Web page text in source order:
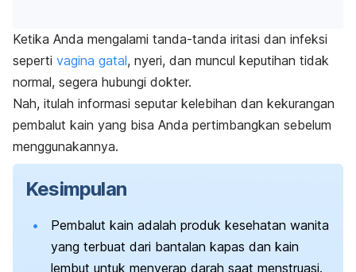
Ketika Anda mengalami tanda-tanda iritasi dan infeksi
seperti vagina gatal, nyeri, dan muncul keputihan tidak
normal, segera hubungi dokter.
Nah, itulah informasi seputar kelebihan dan kekurangan
pembalut kain yang bisa Anda pertimbangkan sebelum
menggunakannya.
Kesimpulan
Pembalut kain adalah produk kesehatan wanita
yang terbuat dari bantalan kapas dan kain
lembut untuk menyerap darah saat menstruasi.